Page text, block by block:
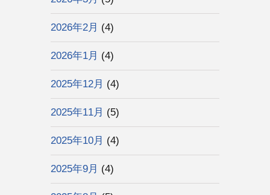
2026年2月 (4)
2026年1月 (4)
2025年12月 (4)
2025年11月 (5)
2025年10月 (4)
2025年9月 (4)